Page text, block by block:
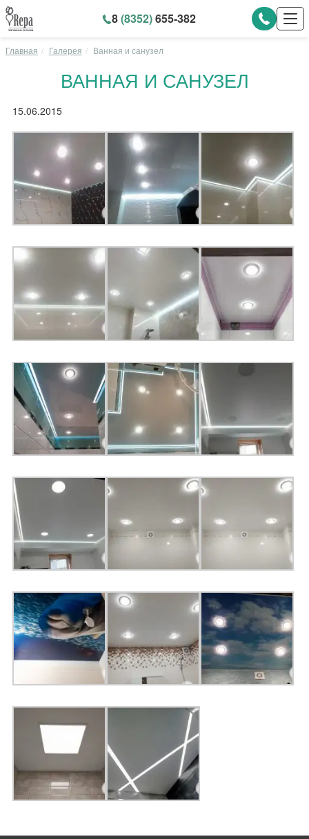
8(8352)655-382
Главная Галерея Ванная и санузел
ВАННАЯ И САНУЗЕЛ
15.06.2015